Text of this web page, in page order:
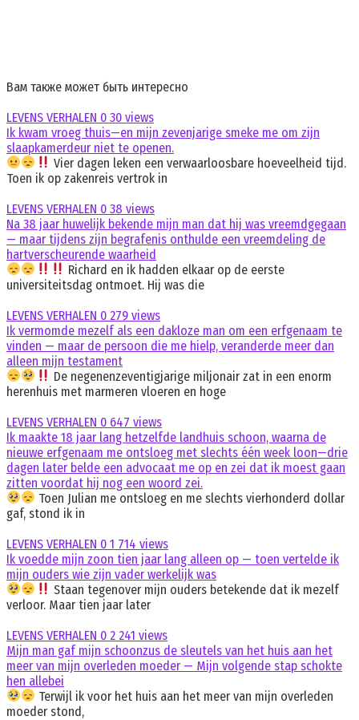
Вам также может быть интересно
LEVENS VERHALEN 0 30 views
Ik kwam vroeg thuis—en mijn zevenjarige smeke me om zijn
slaapkamerdeur niet te openen.
Vier dagen leken een verwaarloosbare hoeveelheid tijd.
Toen ik op zakenreis vertrok in
LEVENS VERHALEN 0 38 views
Na 38 jaar huwelijk bekende mijn man dat hij was vreemdgegaan
— maar tijdens zijn begrafenis onthulde een vreemdeling de
hartverscheurende waarheid
Richard en ik hadden elkaar op de eerste
universiteitsdag ontmoet. Hij was die
LEVENS VERHALEN 0 279 views
Ik vermomde mezelf als een dakloze man om een erfgenaam te
vinden — maar de persoon die me hielp, veranderde meer dan
alleen mijn testament
De negenenzeventigjarige miljonair zat in een enorm
herenhuis met marmeren vloeren en hoge
LEVENS VERHALEN 0 647 views
Ik maakte 18 jaar lang hetzelfde landhuis schoon, waarna de
nieuwe erfgenaam me ontsloeg met slechts één week loon—drie
dagen later belde een advocaat me op en zei dat ik moest gaan
zitten voordat hij nog een woord zei.
Toen Julian me ontsloeg en me slechts vierhonderd dollar
gaf, stond ik in
LEVENS VERHALEN 0 1 714 views
Ik voedde mijn zoon tien jaar lang alleen op — toen vertelde ik
mijn ouders wie zijn vader werkelijk was
Staan tegenover mijn ouders betekende dat ik mezelf
verloor. Maar tien jaar later
LEVENS VERHALEN 0 2 241 views
Mijn man gaf mijn schoonzus de sleutels van het huis aan het
meer van mijn overleden moeder — Mijn volgende stap schokte
hen allebei
Terwijl ik voor het huis aan het meer van mijn overleden
moeder stond,